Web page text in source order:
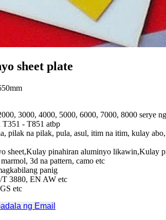
sheet plate
3000, 4000, 5000, 6000, 7000, 8000 serye
- T851 atbp
pilak na pilak, pula, asul, itim na itim, kulay
sheet,Kulay pinahiran aluminyo likawin,Kulay
3d na pattern, camo etc
panig
3880, EN AW etc
etc
ng Email